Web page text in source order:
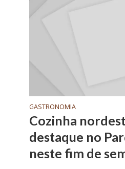
GASTRONOMIA
Cozinha
destaque no
neste fim de